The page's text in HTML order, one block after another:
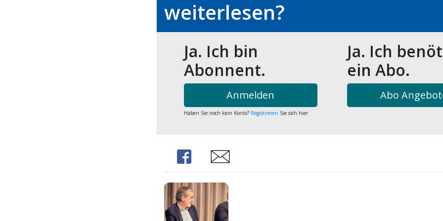
weiterlesen?
Ja. Ich bin
Abonnent.
Anmelden
Haben Sie noch kein Konto?Registrieren Sie sich hier
Ja. Ich
ein Abo.
Abo
Share Share